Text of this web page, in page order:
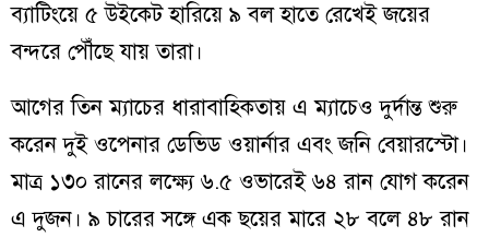
ব্যাটিংয়ে ৫ উইকেট হারিয়ে ৯ বল হাতে রেখেই জয়ের
বন্দরে পৌঁছে যায় তারা।
আগের তিন ম্যাচের ধারাবাহিকতায় এ ম্যাচেও দুর্দান্ত শুরু
করেন দুই ওপেনার ডেভিড ওয়ার্নার এবং জনি বেয়ারস্টো।
মাত্র ১৩০ রানের লক্ষ্যে ৬.৫ ওভারেই ৬৪ রান যোগ করেন
এ দুজন। ৯ চারের সঙ্গে এক ছয়ের মারে ২৮ বলে ৪৮ রান